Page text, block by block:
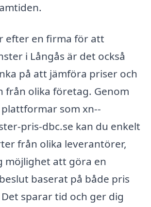
efter en firma för att
i Långås är det också
på att jämföra priser och
från olika företag. Genom
som xn--
pris-dbc.se kan du enkelt
från olika leverantörer,
möjlighet att göra en
baserat på både pris
sparar tid och ger dig